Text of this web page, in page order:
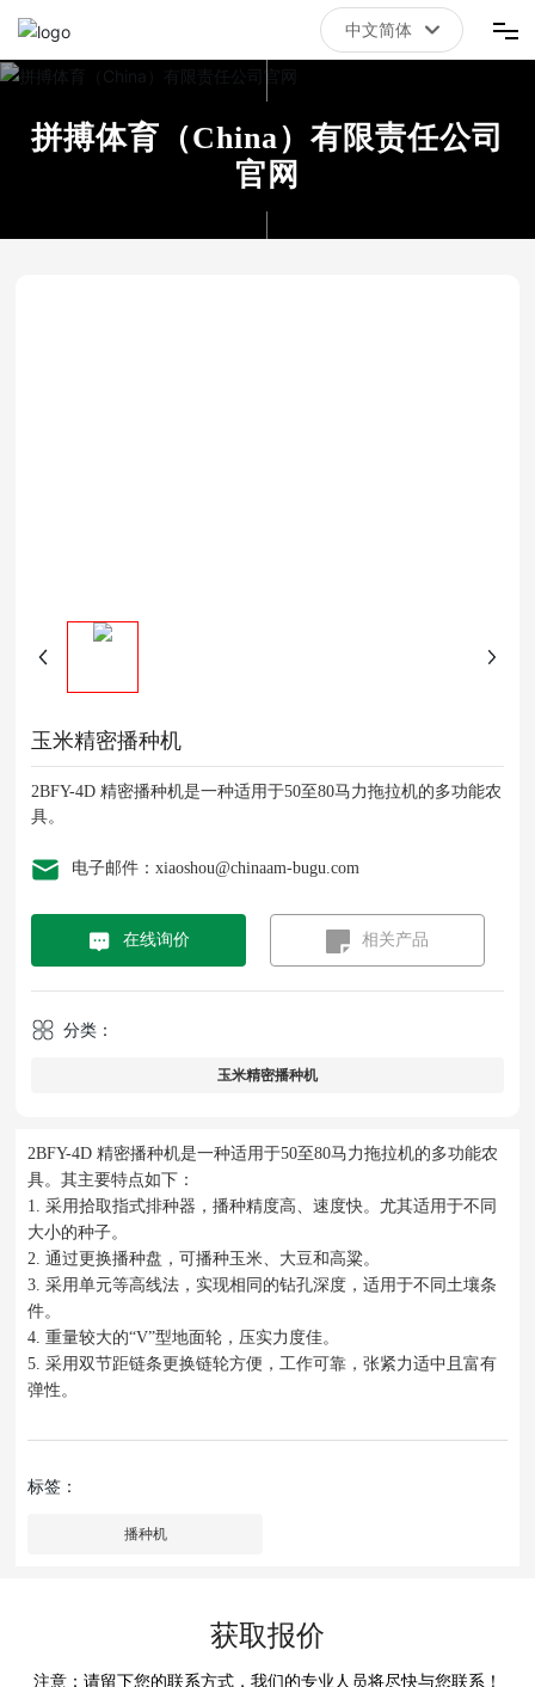
拼搏体育（China）有限责任公司官网
关于我们
中文简体
拼搏体育（China）有限责任公司
官网
2BFY-4D 精密播种机是一种适用于50至80马力拖拉机的多功能农
具。其主要特点如下：
1. 采用拾取指式排种器，播种精度高、速度快。尤其适用于不同
大小的种子。
2. 通过更换播种盘，可播种玉米、大豆和高粱。
3. 采用单元等高线法，实现相同的钻孔深度，适用于不同土壤条
件。
4. 重量较大的“V”型地面轮，压实力度佳。
5. 采用双节距链条更换链轮方便，工作可靠，张紧力适中且富有
弹性。
标签：
播种机
玉米精密播种机
2BFY-4D 精密播种机是一种适用于50至80马力拖拉机的多功能农
具。
电子邮件：xiaoshou@chinaam-bugu.com
在线询价 相关产品
分类：
玉米精密播种机
获取报价
注意：请留下您的联系方式，我们的专业人员将尽快与您联系！